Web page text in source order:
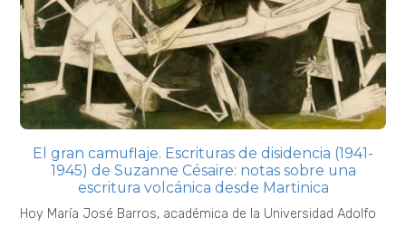
El gran camuflaje. Escrituras de disidencia (1941-
1945) de Suzanne Césaire: notas sobre una
escritura volcánica desde Martinica
Hoy María José Barros, académica de la Universidad Adolfo